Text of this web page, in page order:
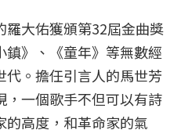
羅大佑獲頒第32屆金曲獎
》、《童年》等無數經
。擔任引言人的馬世芳
一個歌手不但可以有詩
的高度，和革命家的氣